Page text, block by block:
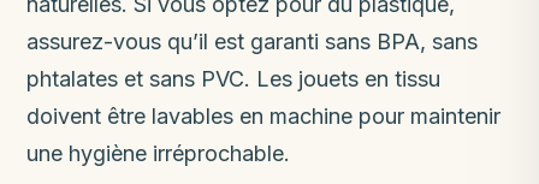
assurez-vous qu’il est garanti sans BPA, sans
phtalates et sans PVC. Les jouets en tissu
doivent être lavables en machine pour maintenir
une hygiène irréprochable.